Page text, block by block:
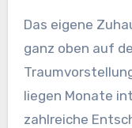
Das eigene
ganz oben auf
liegen Monate
zahlreiche